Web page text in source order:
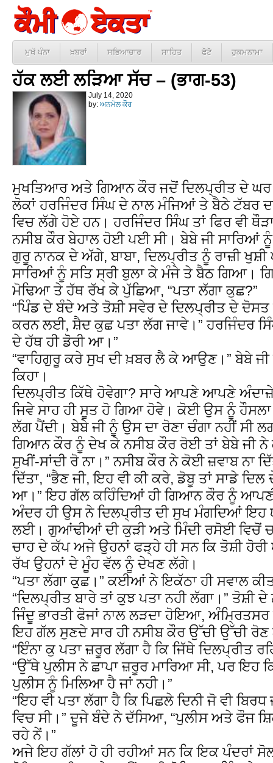
ਮੁਖੱ ਪੰਨਾ ਖ਼ਬਰਾਂ ਸਭਿਆਚਾਰ ਸਾਹਿਤ ਫੋਟੋ ਹੁਕਮਨਾਮਾ
ਹੱਕ ਲਈ ਲੜਿਆ ਸੱਚ – (ਭਾਗ-53)
July 14, 2020
by: ਅਨਮੋਲ ਕੌਰ
ਮੁਖਤਿਆਰ ਅਤੇ ਗਿਆਨ ਕੌਰ ਜਦੋਂ ਦਿਲਪ੍ਰੀਤ ਦੇ ਘਰ
ਲੋਕਾਂ ਹਰਜਿੰਦਰ ਸਿੰਘ ਦੇ ਨਾਲ ਮੰਜਿਆਂ ਤੇ ਬੈਠੇ ਟੱਬਰ
ਵਿਚ ਲੱਗੇ ਹੋਏ ਹਨ। ਹਰਜਿੰਦਰ ਸਿੰਘ ਤਾਂ ਫਿਰ ਵੀ
ਨਸੀਬ ਕੌਰ ਬੇਹਾਲ ਹੋਈ ਪਈ ਸੀ। ਬੇਬੇ ਜੀ ਸਾਰਿਆਂ ਨੂੰ
ਗੁਰੂ ਨਾਨਕ ਦੇ ਅੱਗੇ, ਬਾਬਾ, ਦਿਲਪ੍ਰੀਤ ਨੂੰ ਰਾਜ਼ੀ
ਸਾਰਿਆਂ ਨੂੰ ਸਤਿ ਸ੍ਰੀ ਬੁਲਾ ਕੇ ਮੰਜੇ ਤੇ ਬੈਠ ਗਿਆ।
ਮੋਢਿਆ ਤੇ ਹੱਥ ਰੱਖ ਕੇ ਪੁੱਛਿਆ, “ਪਤਾ ਲੱਗਾ ਕੁਛ?”
“ਪਿੰਡ ਦੇ ਬੰਦੇ ਅਤੇ ਤੋਸ਼ੀ ਸਵੇਰ ਦੇ ਦਿਲਪ੍ਰੀਤ ਦੇ
ਕਰਨ ਲਈ, ਸ਼ੈਦ ਕੁਛ ਪਤਾ ਲੱਗ ਜਾਵੇ।” ਹਰਜਿੰਦਰ
ਦੇ ਹੱਥ ਹੀ ਡੋਰੀ ਆ।”
“ਵਾਹਿਗੁਰੂ ਕਰੇ ਸੁਖ ਦੀ ਖ਼ਬਰ ਲੈ ਕੇ ਆਉਣ।” ਬੇਬੇ
ਕਿਹਾ।
ਦਿਲਪ੍ਰੀਤ ਕਿੱਥੇ ਹੋਵੇਗਾ? ਸਾਰੇ ਆਪਣੇ ਆਪਣੇ ਅੰਦਾਜ਼ੇ
ਜਿਵੇ ਸਾਹ ਹੀ ਸੂਤ ਹੋ ਗਿਆ ਹੋਵੇ। ਕੋਈ ਉਸ ਨੂੰ
ਲੱਗ ਪੈਂਦੀ। ਬੇਬੇ ਜੀ ਨੂੰ ਉਸ ਦਾ ਰੋਣਾ ਚੰਗਾ ਨਹੀਂ ਸੀ
ਗਿਆਨ ਕੌਰ ਨੂੰ ਦੇਖ ਕੇ ਨਸੀਬ ਕੌਰ ਰੋਈ ਤਾਂ ਬੇਬੇ ਜੀ ਨੇ
ਸੁਖੀਂ-ਸਾਂਦੀ ਰੋ ਨਾ।” ਨਸੀਬ ਕੌਰ ਨੇ ਕੋਈ ਜ਼ਵਾਬ ਨਾ
ਦਿੱਤਾ, “ਭੈਣ ਜੀ, ਇਹ ਵੀ ਕੀ ਕਰੇ, ਡੋਬੂ ਤਾਂ ਸਾਡੇ
ਆ।” ਇਹ ਗੱਲ ਕਹਿੰਦਿਆਂ ਹੀ ਗਿਆਨ ਕੌਰ ਨੂੰ
ਅੰਦਰ ਹੀ ਉਸ ਨੇ ਦਿਲਪ੍ਰੀਤ ਦੀ ਸੁਖ ਮੰਗਦਿਆਂ ਇਹ
ਲਈ। ਗੁਆਂਢੀਆਂ ਦੀ ਕੁੜੀ ਅਤੇ ਮਿੰਦੀ ਰਸੋਈ ਵਿਚੋਂ
ਚਾਹ ਦੇ ਕੱਪ ਅਜੇ ਉਹਨਾਂ ਫੜ੍ਹੇ ਹੀ ਸਨ ਕਿ ਤੋਸ਼ੀ
ਰੱਖ ਉਹਨਾਂ ਦੇ ਮੂੰਹ ਵੱਲ ਨੂੰ ਦੇਖਣ ਲੱਗੇ।
“ਪਤਾ ਲੱਗਾ ਕੁਛ।” ਕਈਆਂ ਨੇ ਇਕੱਠਾ ਹੀ ਸਵਾਲ
“ਦਿਲਪ੍ਰੀਤ ਬਾਰੇ ਤਾਂ ਕੁਝ ਪਤਾ ਨਹੀ ਲੱਗਾ।” ਤੋਸ਼ੀ
ਜਿੰਦੂ ਭਾਰਤੀ ਫੋਜਾਂ ਨਾਲ ਲੜਦਾ ਹੋਇਆ,
ਇਹ ਗੱਲ ਸੁਣਦੇ ਸਾਰ ਹੀ ਨਸੀਬ ਕੌਰ ਉੱਚੀ ਉੱਚੀ
“ਇੰਨਾ ਕੁ ਪਤਾ ਜ਼ਰੂਰ ਲੱਗਾ ਹੈ ਕਿ ਜਿੱਥੇ ਦਿਲਪ੍ਰੀਤ
“ਉੱਥੇ ਪੁਲੀਸ ਨੇ ਛਾਪਾ ਜ਼ਰੂਰ ਮਾਰਿਆ ਸੀ, ਪਰ ਇਹ
ਪੁਲੀਸ ਨੂੰ ਮਿਲਿਆ ਹੈ ਜਾਂ ਨਹੀ।”
“ਇਹ ਵੀ ਪਤਾ ਲੱਗਾ ਹੈ ਕਿ ਪਿਛਲੇ ਦਿਨੀ ਜੋ ਵੀ
ਵਿਚ ਸੀ।” ਦੂਜੇ ਬੰਦੇ ਨੇ ਦੱਸਿਆ, “ਪੁਲੀਸ ਅਤੇ ਫੌਜ
ਰਹੇ ਨੇਂ।”
ਅਜੇ ਇਹ ਗੱਲਾਂ ਹੋ ਹੀ ਰਹੀਆਂ ਸਨ ਕਿ ਇਕ ਪੰਦਰਾਂ